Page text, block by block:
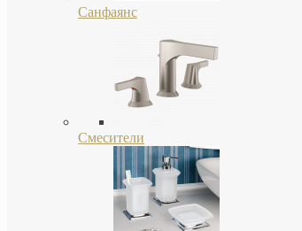
Санфаянс
Смесители